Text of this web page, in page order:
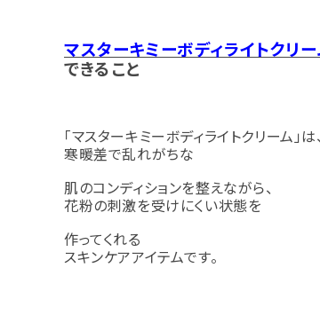
マスターキミーボディライトクリ
できること
「マスターキミーボディライトクリーム」は、
寒暖差で乱れがちな
肌のコンディションを整えながら、
花粉の刺激を受けにくい状態を
作ってくれる
スキンケアアイテムです。